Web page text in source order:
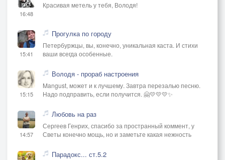
16:48
Красивая метель у тебя, Володя!
15:41
Прогулка по городу
Петербуржцы, вы, конечно, уникальная каста. И стихи
ваши всегда особенные.
15:15
Володя - прораб настроения
Mangust, может и к лучшему. Завтра перезалью песню.
Надо подправить, если получится. 🤗💛💛💛✨
14:57
Любовь на раз
Сергеев Генрих, спасибо за пространный коммент, у
Светы конечно мощь, но и заметьте какая нежность
Парадокс... ст.5.2